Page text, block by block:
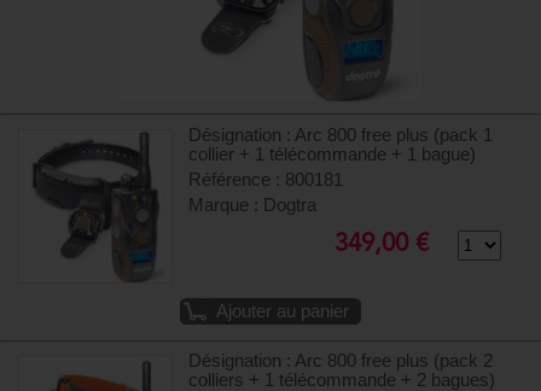
Désignation : Arc 800 free plus (pack 1
collier + 1 télécommande + 1 bague)
Référence : 800181
Marque : Dogtra
349,00 €
Ajouter au panier
Désignation : Arc 800 free plus (pack 2
colliers + 1 télécommande + 2 bagues)